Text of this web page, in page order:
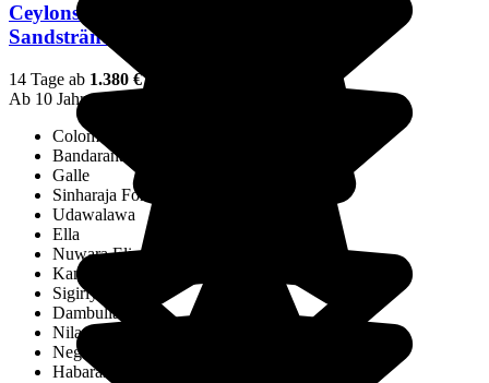
Ceylons Naturschönheiten, Tierwelt und
Sandstrände
14 Tage ab 1.380 €/Pers.
Ab 10 JahrenAbseits der Massen
Colombo
Bandaranaike International Airport
Galle
Sinharaja Forest Reserve
Udawalawa
Ella
Nuwara Eliya
Kandy
Sigiriya
Dambulla
Nilaveli
Negombo
Habarana